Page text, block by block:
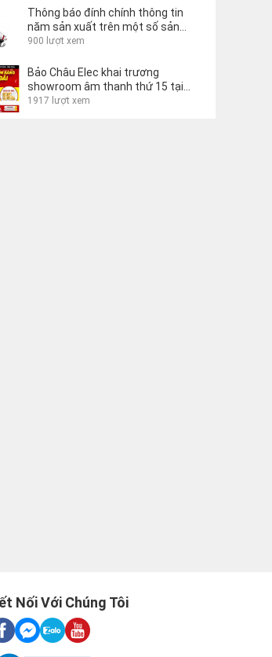
Thông báo đính chính thông tin
năm sản xuất trên một số sản
phẩm
900 lượt xem
Bảo Châu Elec khai trương
showroom âm thanh thứ 15 tại
Buôn Ma Thuột
1917 lượt xem
Nối Với Chúng Tôi